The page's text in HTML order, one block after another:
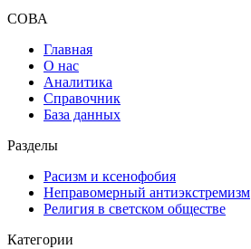
СОВА
Главная
О нас
Аналитика
Справочник
База данных
Разделы
Расизм и ксенофобия
Неправомерный антиэкстремизм
Религия в светском обществе
Категории